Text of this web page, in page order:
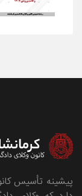
پیشینه تأسیس